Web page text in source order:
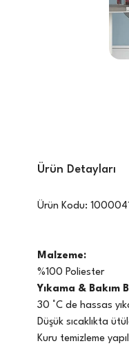
Ürün Detayları
Ürün Kodu:
Malzeme:
%100 Poliester
Yıkama & Bakım
30 °C de hassas
Düşük sıcaklıkta
Kuru temizleme